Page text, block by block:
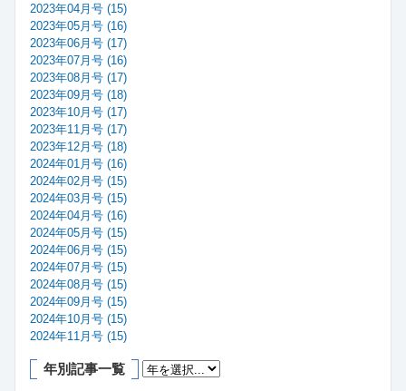
2023年04月号 (15)
2023年05月号 (16)
2023年06月号 (17)
2023年07月号 (16)
2023年08月号 (17)
2023年09月号 (18)
2023年10月号 (17)
2023年11月号 (17)
2023年12月号 (18)
2024年01月号 (16)
2024年02月号 (15)
2024年03月号 (15)
2024年04月号 (16)
2024年05月号 (15)
2024年06月号 (15)
2024年07月号 (15)
2024年08月号 (15)
2024年09月号 (15)
2024年10月号 (15)
2024年11月号 (15)
年別記事一覧